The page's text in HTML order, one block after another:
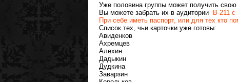
Уже половина группы может получить
Вы можете забрать их в аудитории
В-211 с
При себе иметь паспорт, или для тех кто
Список тех, чьи карточки уже готовы:
Авиденков
Ахремцев
Алехин
Дадыкин
Дудкина
Заварзин